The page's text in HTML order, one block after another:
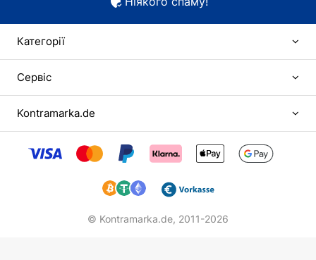
Категорії
Сервіс
Kontramarka.de
© Kontramarka.de, 2011-2026